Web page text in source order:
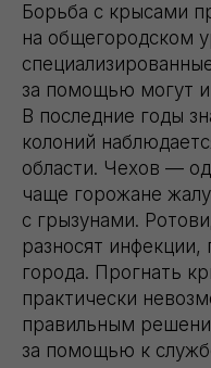
Борьба с крысами
на общегородском
за помощью могут
В последние годы
колоний
области. Чехов —
чаще горожане
с грызунами.
разносят
города. Прогнать
практически
правильным
за помощью к